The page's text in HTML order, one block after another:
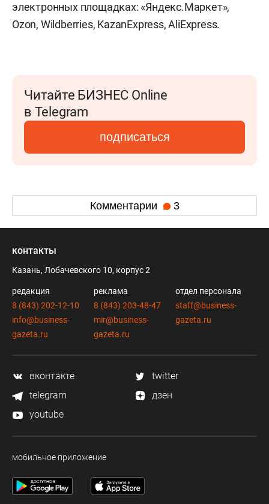
электронных площадках: «Яндекс.Маркет»,
Ozon, Wildberries, KazanExpress, AliExpress.
Читайте БИЗНЕС Online
в Telegram
подписаться
Комментарии 3
контакты
Казань, Лобачевского 10, корпус 2
редакция
8 (843) 202-12-10
info@business-
gazeta.ru
реклама
8 (843) 203-48-47
mir@business-
gazeta.ru
отдел персонала
staff@business-
gazeta.ru
вконтакте
twitter
telegram
дзен
youtube
мобильное приложение